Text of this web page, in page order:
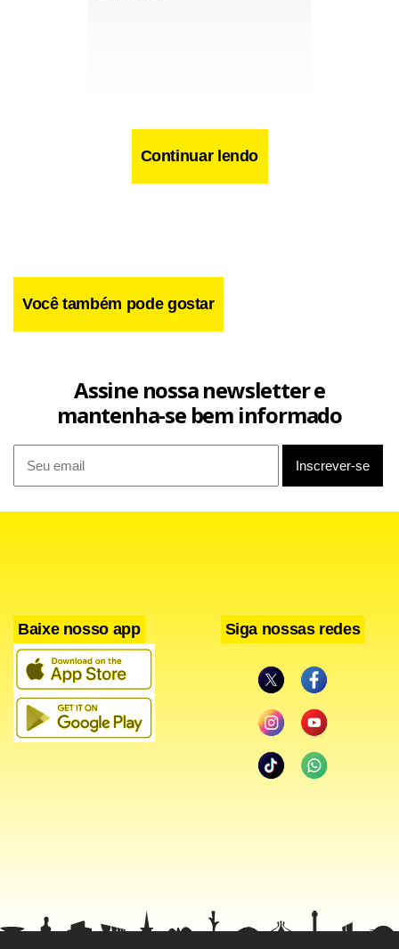
milhões de mulheres que trabalham no país, o maior
população.
Hoje, essas trabalhadoras têm um poder aquisitivo maior,
muitas ingressaram no ensino superior e compraram bens
Continuar lendo
Você também pode gostar
Assine nossa newsletter e
mantenha-se bem informado
Baixe nosso app Siga nossas redes